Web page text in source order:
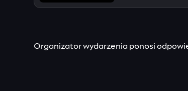
Organizator wydarzenia ponosi